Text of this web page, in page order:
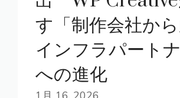
す「制作会社か
インフラパートナ
への進化